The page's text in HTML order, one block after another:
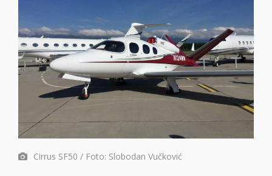
Cirrus SF50 / Foto: Slobodan Vučković